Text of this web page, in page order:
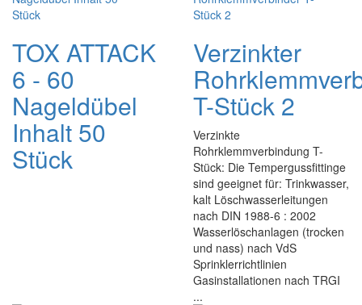
TOX ATTACK
6 - 60
Nageldübel
Inhalt 50
Stück
Verzinkter
T-Stück 2
Verzinkte
Rohrklemmverbindung T-
Stück: Die Tempergussfittinge
sind geeignet für: Trinkwasser,
kalt Löschwasserleitungen
nach DIN 1988-6 : 2002
Wasserlöschanlagen (trocken
und nass) nach VdS
Sprinklerrichtlinien
Gasinstallationen nach TRGI
...